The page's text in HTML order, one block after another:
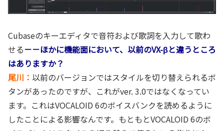
Cubaseのキーエディタで音符および歌詞を入力して歌わ
せる－－ほかに機能面において、以前のVX-βと違うところ
はありますか？
尾川： 以前のバージョンではスタイルを切り替えられるボ
タンがあったのですが、これがver. 3.0ではなくなってい
ます。これはVOCALOID 6のボイスバンクを読めるように
したことによる影響なんです。もともとVOCALOID 6のボ